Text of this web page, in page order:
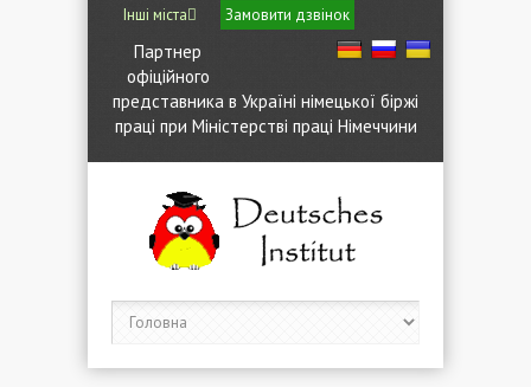
Інші міста Замовити дзвінок
Партнер
офіційного
представника в Україні німецької біржі
праці при Міністерстві праці Німеччини